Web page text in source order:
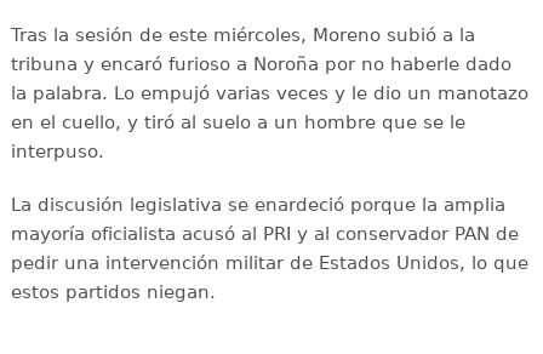
Tras la sesión de este miércoles, Moreno subió a la
tribuna y encaró furioso a Noroña por no haberle dado
la palabra. Lo empujó varias veces y le dio un manotazo
en el cuello, y tiró al suelo a un hombre que se le
interpuso.
La discusión legislativa se enardeció porque la amplia
mayoría oficialista acusó al PRI y al conservador PAN de
pedir una intervención militar de Estados Unidos, lo que
estos partidos niegan.